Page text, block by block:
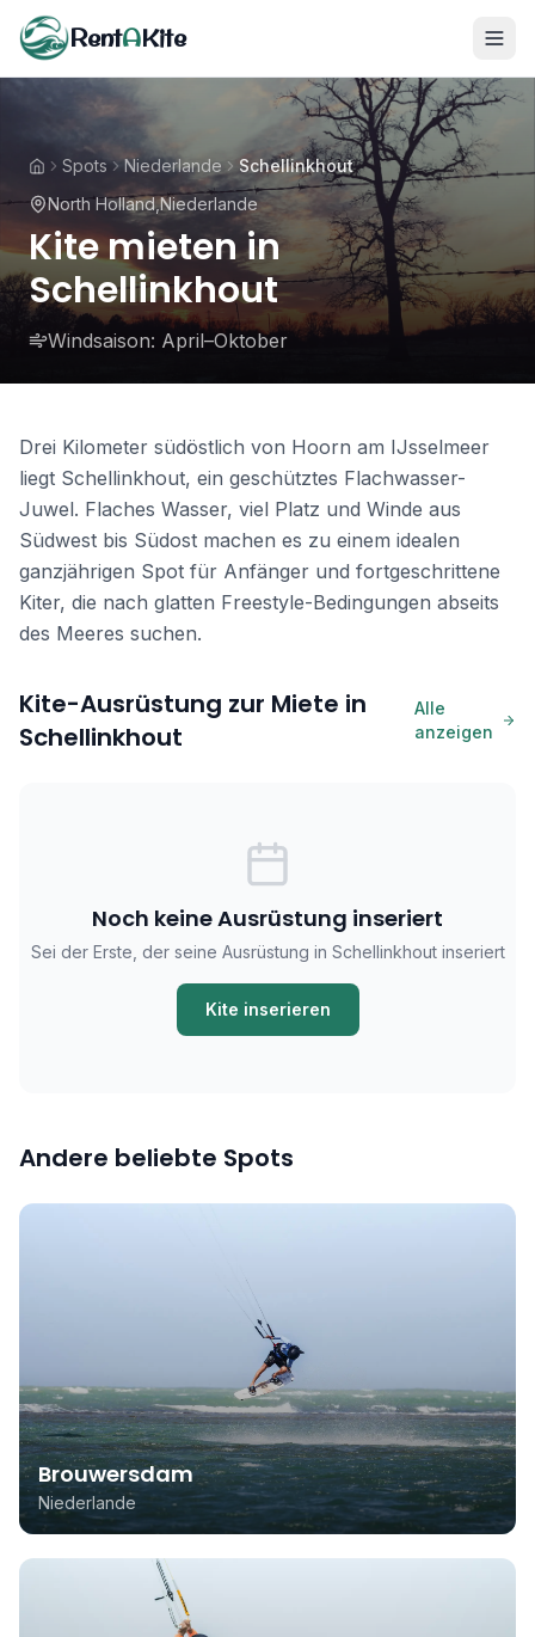
RentAKite
Spots Niederlande
Schellinkhout
North Holland,Niederlande
Kite mieten in
Schellinkhout
Windsaison: April–Oktober
Drei Kilometer südöstlich von Hoorn am IJsselmeer
liegt Schellinkhout, ein geschütztes Flachwasser-
Juwel. Flaches Wasser, viel Platz und Winde aus
Südwest bis Südost machen es zu einem idealen
ganzjährigen Spot für Anfänger und fortgeschrittene
Kiter, die nach glatten Freestyle-Bedingungen abseits
des Meeres suchen.
Kite-Ausrüstung zur Miete in
Schellinkhout
Alle
anzeigen
Noch keine Ausrüstung inseriert
Sei der Erste, der seine Ausrüstung in Schellinkhout inseriert
Kite inserieren
Andere beliebte Spots
Brouwersdam
Niederlande